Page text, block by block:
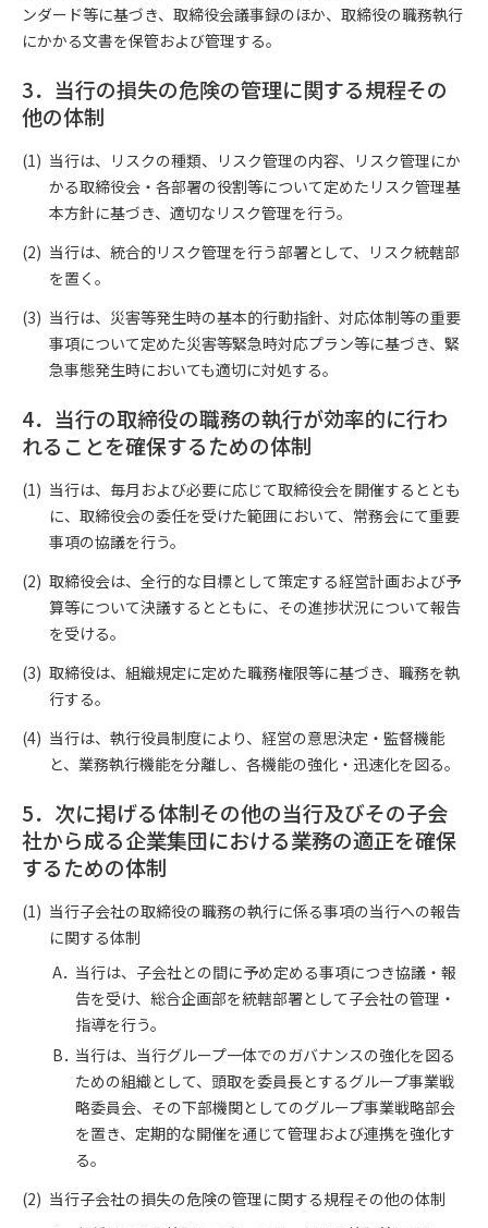
ンダード等に基づき、取締役会議事録のほか、取締役の職務執行
にかかる文書を保管および管理する。
3．当行の損失の危険の管理に関する規程その
他の体制
当行は、リスクの種類、リスク管理の内容、リスク管理にか
かる取締役会・各部署の役割等について定めたリスク管理基
本方針に基づき、適切なリスク管理を行う。
当行は、統合的リスク管理を行う部署として、リスク統轄部
を置く。
当行は、災害等発生時の基本的行動指針、対応体制等の重要
事項について定めた災害等緊急時対応プラン等に基づき、緊
急事態発生時においても適切に対処する。
4．当行の取締役の職務の執行が効率的に行わ
れることを確保するための体制
当行は、毎月および必要に応じて取締役会を開催するととも
に、取締役会の委任を受けた範囲において、常務会にて重要
事項の協議を行う。
取締役会は、全行的な目標として策定する経営計画および予
算等について決議するとともに、その進捗状況について報告
を受ける。
取締役は、組織規定に定めた職務権限等に基づき、職務を執
行する。
当行は、執行役員制度により、経営の意思決定・監督機能
と、業務執行機能を分離し、各機能の強化・迅速化を図る。
5．次に掲げる体制その他の当行及びその子会
社から成る企業集団における業務の適正を確保
するための体制
当行子会社の取締役の職務の執行に係る事項の当行への報告
に関する体制
当行は、子会社との間に予め定める事項につき協議・報
告を受け、総合企画部を統轄部署として子会社の管理・
指導を行う。
当行は、当行グループ一体でのガバナンスの強化を図る
ための組織として、頭取を委員長とするグループ事業戦
略委員会、その下部機関としてのグループ事業戦略部会
を置き、定期的な開催を通じて管理および連携を強化す
る。
当行子会社の損失の危険の管理に関する規程その他の体制